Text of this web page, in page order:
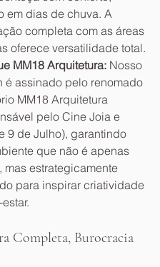
em dias de chuva. A
completa com as áreas
oferece versatilidade total.
MM18 Arquitetura: Nosso
é assinado pelo renomado
MM18 Arquitetura
pelo Cine Joia e
9 de Julho), garantindo
que não é apenas
mas estrategicamente
para inspirar criatividade
Completa, Burocracia